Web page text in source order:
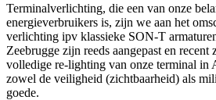
Terminalverlichting, die een van onze
energieverbruikers is, zijn we aan het
verlichting ipv klassieke SON-T
Zeebrugge zijn reeds aangepast en
volledige re-lighting van onze terminal in
zowel de veiligheid (zichtbaarheid) als
goede.